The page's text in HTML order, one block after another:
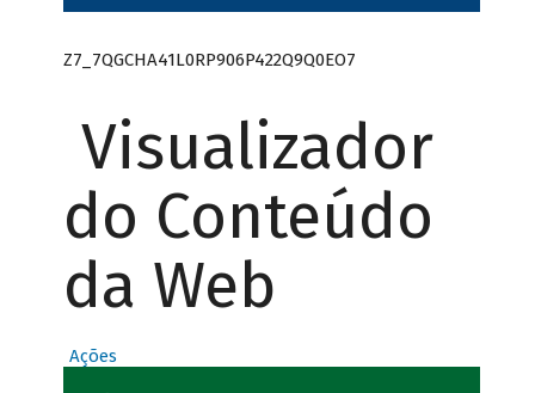
Z7_7QGCHA41L0RP906P422Q9Q0EO7
Visualizador
do Conteúdo
da Web
Ações